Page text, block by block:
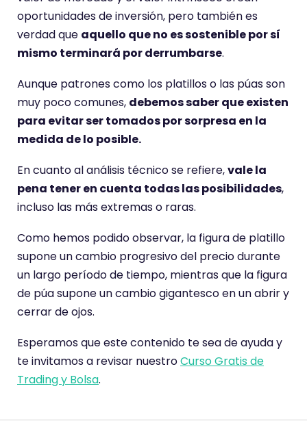
oportunidades de inversión, pero también es
verdad que aquello que no es sostenible por sí
mismo terminará por derrumbarse.
Aunque patrones como los platillos o las púas son
muy poco comunes, debemos saber que existen
para evitar ser tomados por sorpresa en la
medida de lo posible.
En cuanto al análisis técnico se refiere,vale la
pena tener en cuenta todas las posibilidades,
incluso las más extremas o raras.
Como hemos podido observar, la figura de platillo
supone un cambio progresivo del precio durante
un largo período de tiempo, mientras que la figura
de púa supone un cambio gigantesco en un abrir y
cerrar de ojos.
Esperamos que este contenido te sea de ayuda y
te invitamos a revisar nuestroCurso Gratis de
Trading y Bolsa.